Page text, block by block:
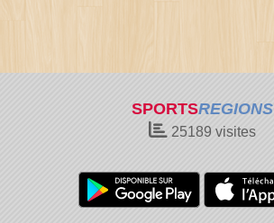
SPORTSREGIONS
25189 visites